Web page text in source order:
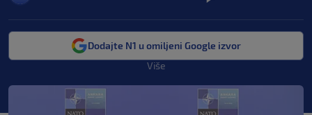
Dodajte N1 u omiljeni Google izvor
Više